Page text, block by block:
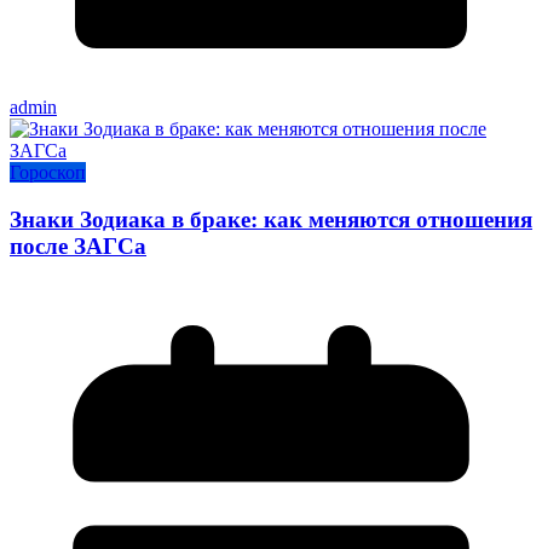
admin
Гороскоп
Знаки Зодиака в браке: как меняются отношения
после ЗАГСа